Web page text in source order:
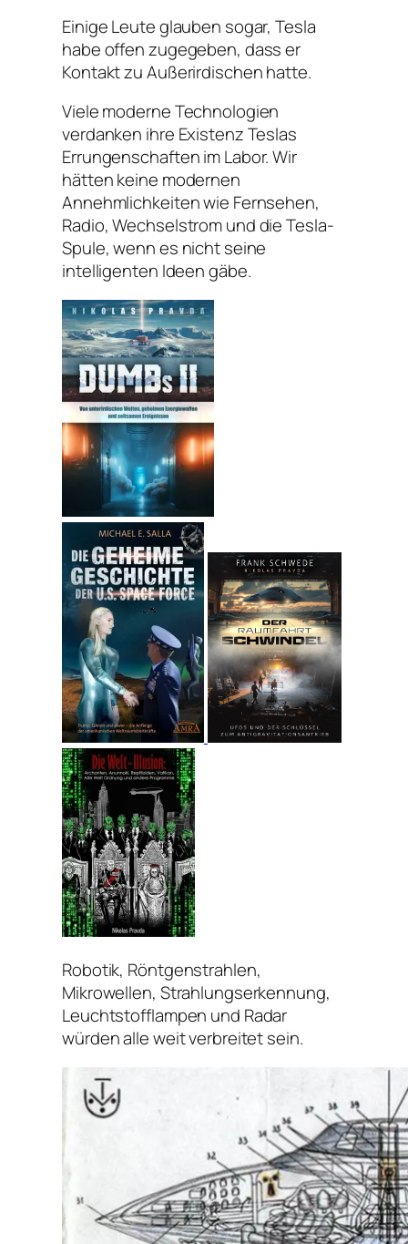
Einige Leute glauben sogar, Tesla
habe offen zugegeben, dass er
Kontakt zu Außerirdischen hatte.
Viele moderne Technologien
verdanken ihre Existenz Teslas
Errungenschaften im Labor. Wir
hätten keine modernen
Annehmlichkeiten wie Fernsehen,
Radio, Wechselstrom und die Tesla-
Spule, wenn es nicht seine
intelligenten Ideen gäbe.
Robotik, Röntgenstrahlen,
Mikrowellen, Strahlungserkennung,
Leuchtstofflampen und Radar
würden alle weit verbreitet sein.